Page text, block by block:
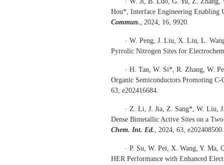
Hou*, Interface Engineering Enabling
Commun., 2024, 16, 9920.
· W. Peng, J. Liu, X. Liu, L.
Pyrrolic Nitrogen Sites for
· H. Tan, W. Si*, R. Zhang, W.
Organic Semiconductors Promoting
63, e202416684.
· Z. Li, J. Jia, Z. Sang*, W. Liu,
Dense Bimetallic Active Sites on a
Chem. Int. Ed., 2024, 63, e202408500.
· P. Su, W. Pei, X. Wang, Y. Ma,
HER Performance with Enhanced